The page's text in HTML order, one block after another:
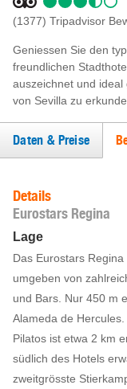
(1377) Tripadvisor
Geniessen Sie den
freundlichen
auszeichnet und
von Sevilla zu
Daten & Preise
Details
Eurostars Regina
Lage
Das Eurostars
umgeben von
und Bars. Nur 450 m
Alameda de
Pilatos ist etwa 2 km
südlich des Hotels
zweitgrösste